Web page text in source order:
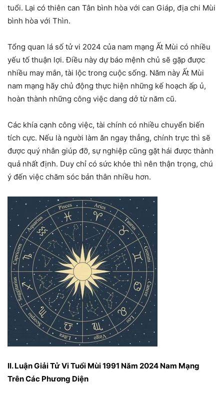
tuổi. Lại có thiên can Tân bình hòa với can Giáp, địa chi Mùi
bình hòa với Thìn.
Tổng quan lá số tử vi 2024 của nam mạng Ất Mùi có nhiều
yếu tố thuận lợi. Điều này dự báo mệnh chủ sẽ gặp được
nhiều may mắn, tài lộc trong cuộc sống. Năm này Ất Mùi
nam mạng hãy chủ động thực hiện những kế hoạch ấp ủ,
hoàn thành những công việc dang dở từ năm cũ.
Các khía cạnh công việc, tài chính có nhiều chuyển biến
tích cực. Nếu là người làm ăn ngay thẳng, chính trực thì sẽ
được quý nhân giúp đỡ, sự nghiệp cũng gặt hái được thành
quả nhất định. Duy chỉ có sức khỏe thì nên thận trọng, chú
ý đến việc chăm sóc bản thân nhiều hơn.
II. Luận Giải Tử Vi Tuổi Mùi 1991 Năm 2024 Nam Mạng
Trên Các Phương Diện